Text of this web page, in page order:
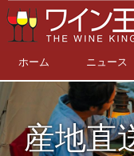
ホーム ニュース
産地直